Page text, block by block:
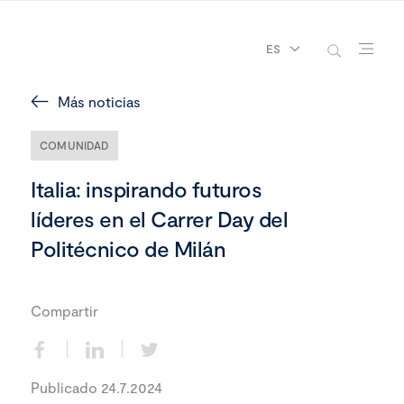
ES
Más noticias
COMUNIDAD
Italia: inspirando futuros
líderes en el Carrer Day del
Politécnico de Milán
Compartir
Publicado 24.7.2024